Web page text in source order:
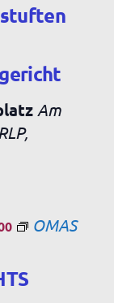
Am
OMAS